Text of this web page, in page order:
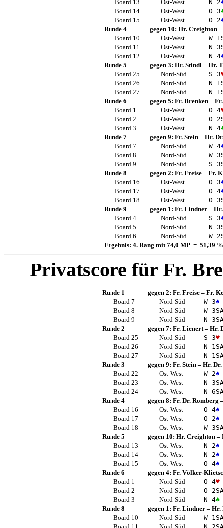
Board 13
Ost-West N 2
Board 14
Ost-West O 3
Board 15
Ost-West O 2
Runde 4
gegen 10: Hr. Creighton–
Board 10
Ost-West W 1
Board 11
Ost-West N 3
Board 12
Ost-West N 4
Runde 5
gegen 3: Hr. Stindl– Hr.
Board 25
Nord-Süd S 3
Board 26
Nord-Süd N 1
Board 27
Nord-Süd N 1
Runde 6
gegen 5: Fr. Brenken–
Board 1
Ost-West O 4
Board 2
Ost-West O 2
Board 3
Ost-West N 4
Runde 7
gegen 9: Fr. Stein– Hr.
Board 7
Nord-Süd W 4
Board 8
Nord-Süd W 3
Board 9
Nord-Süd S 3
Runde 8
gegen 2: Fr. Freise– Fr.
Board 16
Ost-West O 3
Board 17
Ost-West O 4
Board 18
Ost-West O 3
Runde 9
gegen 1: Fr. Lindner–
Board 4
Nord-Süd S 3
Board 5
Nord-Süd N 3
Board 6
Nord-Süd W 2
Ergebnis: 4. Rang mit 74,0 MP = 51,39 %
Privatscore für Fr.
Runde 1 gegen 2: Fr. Freise – Fr.
Board 7
Nord-Süd W 3♠
Board 8
Nord-Süd W 3SA
Board 9
Nord-Süd N 3SA
Runde 2
gegen 7: Fr. Lienert – Hr.
Board 25
Nord-Süd S 3♥
Board 26
Nord-Süd N 1 SA
Board 27
Nord-Süd N 1 SA
Runde 3
gegen 9: Fr. Stein – Hr. Dr.
Board 22
Ost-West W 2♠
Board 23
Ost-West N 3SA
Board 24
Ost-West N 6SA
Runde 4
gegen 8: Fr. Dr. Romberg
Board 16
Ost-West O 4♠
Board 17
Ost-West O 2♠
Board 18
Ost-West W 3SA
Runde 5
gegen 10: Hr. Creighton –
Board 13
Ost-West N 2♠
Board 14
Ost-West N 2♠
Board 15
Ost-West O 4♠
Runde 6
gegen 4: Fr. Völker-
Board 1
Nord-Süd O 4♥
Board 2
Nord-Süd O 2SA
Board 3
Nord-Süd N 4♣
Runde 8
gegen 1: Fr. Lindner – Hr.
Board 10
Nord-Süd W 1 SA
Board 11
Nord-Süd N 2SA